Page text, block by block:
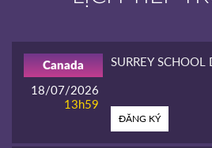
18/07/2026
13h59
Canada SURREY SCHOOL
ĐĂNG KÝ